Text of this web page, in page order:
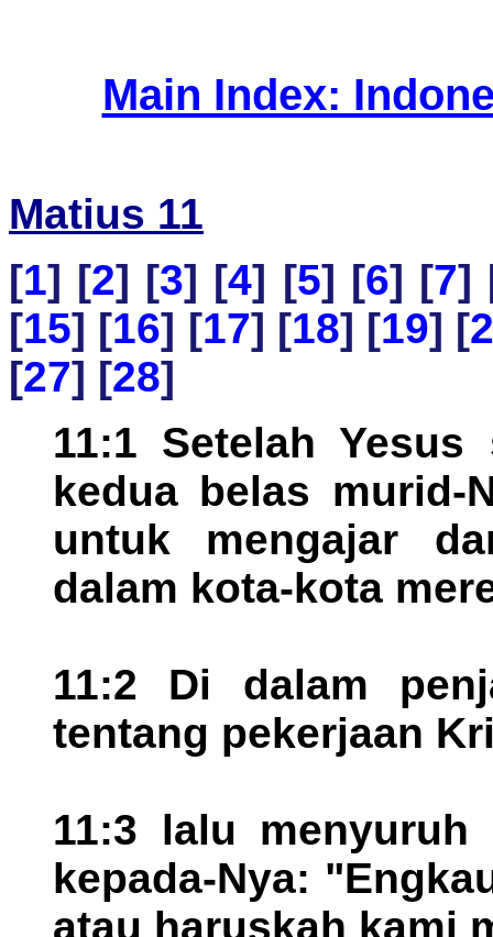
Main Index:
Matius 11
[1] [2] [3] [4] [5] [6] [7]
[15] [16] [17] [18] [19] [
[27] [28]
11:1 Setelah
kedua belas murid-
untuk mengajar
dalam kota-kota
11:2 Di dalam
tentang pekerjaan
11:3 lalu menyuruh
kepada-Nya:
atau haruskah kami